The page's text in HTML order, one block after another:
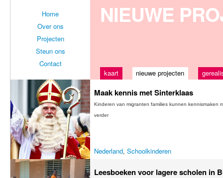
Home
Over ons
Projecten
Steun ons
Contact
NIEUWE
kaart nieuwe projecten
Maak kennis met Sinterklaas
Kinderen van migranten families kunnen kennismaken
verder
Nederland, Schoolkinderen
Leesboeken voor lagere scholen in